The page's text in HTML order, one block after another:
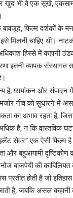
खुद भी वे एक सूखे,
फिल्म दर्शकों के
इसे मिलनी चाहिए थी।
हिस्से में कहानी
इतनी व्यापक संस्थागत
है; छायांकन और संपादन
नींव को सुधारने में
का अभाव रहता है,
है, न कि वास्तविक
सेवर” एक ऐसी फिल्म
और बहुआयामी
बाजपेयी की काबिलियत
प्रतीत होती है जो
है, जबकि असल कहानी